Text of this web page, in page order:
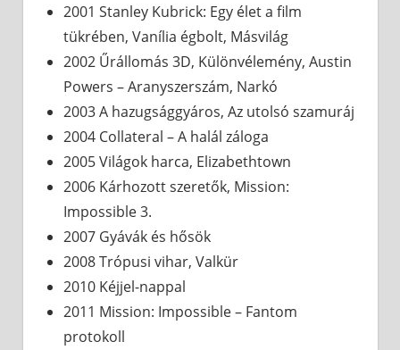
2001 Stanley Kubrick: Egy élet a film
tükrében, Vanília égbolt, Másvilág
2002 Űrállomás 3D, Különvélemény, Austin
Powers – Aranyszerszám, Narkó
2003 A hazugsággyáros, Az utolsó szamuráj
2004 Collateral – A halál záloga
2005 Világok harca, Elizabethtown
2006 Kárhozott szeretők, Mission:
Impossible 3.
2007 Gyávák és hősök
2008 Trópusi vihar, Valkür
2010 Kéjjel-nappal
2011 Mission: Impossible – Fantom
protokoll